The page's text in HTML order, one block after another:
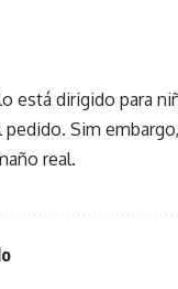
está dirigido para
pedido. Sim
real.